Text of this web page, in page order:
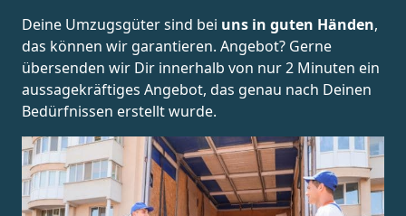
Deine Umzugsgüter sind bei uns in guten Händen,
das können wir garantieren. Angebot? Gerne
übersenden wir Dir innerhalb von nur 2 Minuten ein
aussagekräftiges Angebot, das genau nach Deinen
Bedürfnissen erstellt wurde.